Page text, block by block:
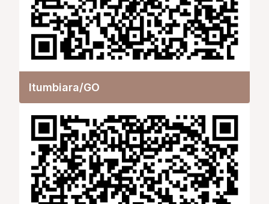
Itumbiara/GO